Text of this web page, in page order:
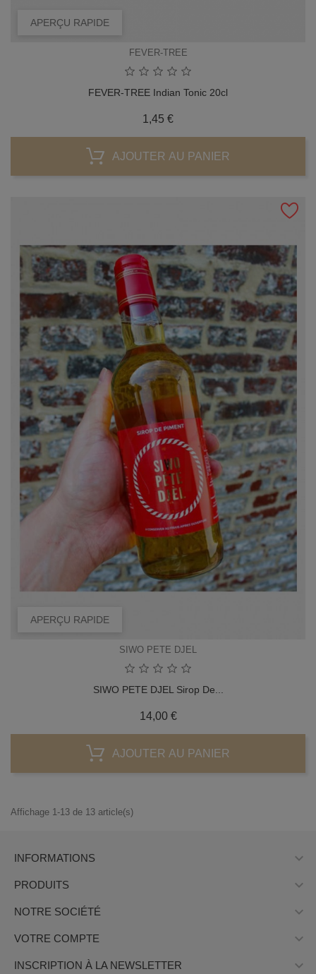
APERÇU RAPIDE
FEVER-TREE
FEVER-TREE Indian Tonic 20cl
1,45 €Prix
AJOUTER AU PANIER
APERÇU RAPIDE
SIWO PETE DJEL
SIWO PETE DJEL Sirop De...
14,00 €Prix
AJOUTER AU PANIER
Affichage 1-13 de 13 article(s)
INFORMATIONS 
PRODUITS 
NOTRE SOCIÉTÉ 
VOTRE COMPTE 
INSCRIPTION À LA NEWSLETTER 